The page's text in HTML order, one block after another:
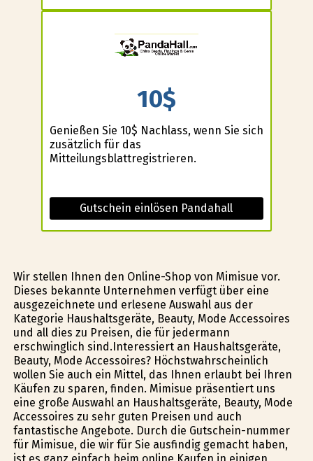
10$
Genießen Sie 10$ Nachlass, wenn Sie sich
zusätzlich für das
Mitteilungsblattregistrieren.
Gutschein einlösen Pandahall
Wir stellen Ihnen den Online-Shop von Mimisue vor.
Dieses bekannte Unternehmen verfügt über eine
ausgezeichnete und erlesene Auswahl aus der
Kategorie Haushaltsgeräte, Beauty, Mode Accessoires
und all dies zu Preisen, die für jedermann
erschwinglich sind.Interessiert an Haushaltsgeräte,
Beauty, Mode Accessoires? Höchstwahrscheinlich
wollen Sie auch ein Mittel, das Ihnen erlaubt bei Ihren
Käufen zu sparen, finden. Mimisue präsentiert uns
eine große Auswahl an Haushaltsgeräte, Beauty, Mode
Accessoires zu sehr guten Preisen und auch
fantastische Angebote. Durch die Gutschein-nummer
für Mimisue, die wir für Sie ausfindig gemacht haben,
ist es ganz einfach beim online Kaufen in einigen